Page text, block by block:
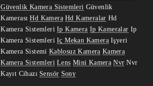
Güvenlik Kamera Sistemleri Güvenlik
Kamerası Hd Kamera Hd Kameralar Hd
Kamera Sistemleri Ip Kamera Ip Kameralar Ip
Kamera Sistemleri Iç Mekan Kamera Işyeri
Kamera Sistemi Kablosuz Kamera Kamera
Kamera Sistemleri Lens Mini Kamera Nvr Nvr
Kayıt Cihazı Sensör Sony